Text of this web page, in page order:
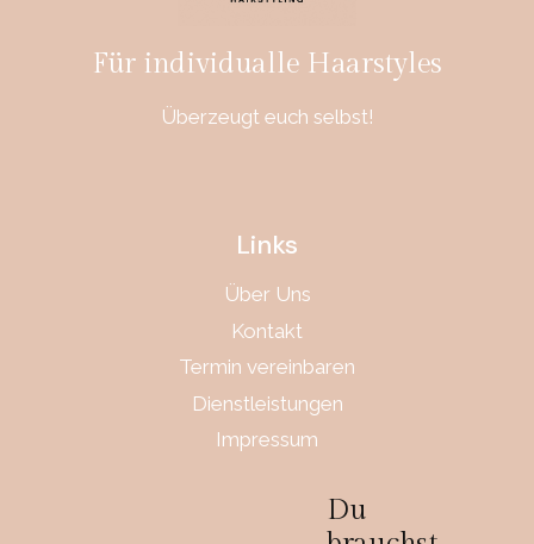
Für individualle Haarstyles
Überzeugt euch selbst!
Links
Über Uns
Kontakt
Termin vereinbaren
Dienstleistungen
Impressum
Du